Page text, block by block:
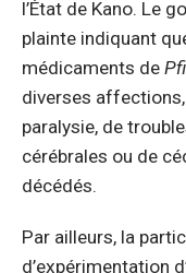
l’État de Kano. Le
plainte indiquant
médicaments de
diverses
paralysie, de
cérébrales ou de
décédés.
Par ailleurs, la
d’expérimentation